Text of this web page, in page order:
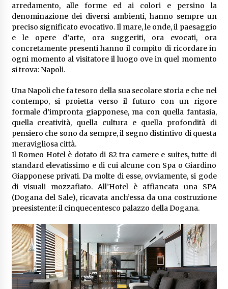
arredamento, alle forme ed ai colori e persino la
denominazione dei diversi ambienti, hanno sempre un
preciso significato evocativo. Il mare, le onde, il paesaggio
e le opere d’arte, ora suggeriti, ora evocati, ora
concretamente presenti hanno il compito di ricordare in
ogni momento al visitatore il luogo ove in quel momento
si trova: Napoli.
Una Napoli che fa tesoro della sua secolare storia e che nel
contempo, si proietta verso il futuro con un rigore
formale d’impronta giapponese, ma con quella fantasia,
quella creatività, quella cultura e quella profondità di
pensiero che sono da sempre, il segno distintivo di questa
meravigliosa città.
Il Romeo Hotel è dotato di 82 tra camere e suites, tutte di
standard elevatissimo e di cui alcune con Spa o Giardino
Giapponese privati. Da molte di esse, ovviamente, si gode
di visuali mozzafiato. All’Hotel è affiancata una SPA
(Dogana del Sale), ricavata anch’essa da una costruzione
preesistente: il cinquecentesco palazzo della Dogana.